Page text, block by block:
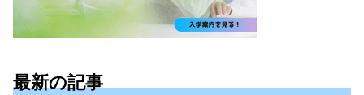
最新の記事